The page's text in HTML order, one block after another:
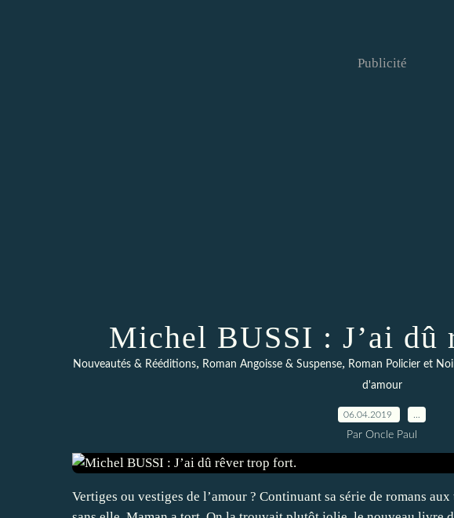
Publicité
Michel BUSSI : J’ai dû
Nouveautés & Rééditions, Roman Angoisse & Suspense, Roman Policier et
d'amour
06.04.2019
Par Oncle Paul
Vertiges ou vestiges de l’amour ? Continuant sa série de romans